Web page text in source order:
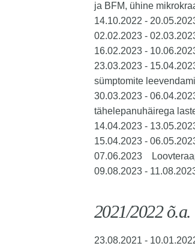
ja BFM, ühine
14.10.2022 -
02.02.2023 -
16.02.2023 -
23.03.2023 -
sümptomite
30.03.2023 -
tähelepanuhäirega
14.04.2023 -
15.04.2023 -
07.06.2023
09.08.2023 -
2021/2022 õ.a.
23.08.2021 -